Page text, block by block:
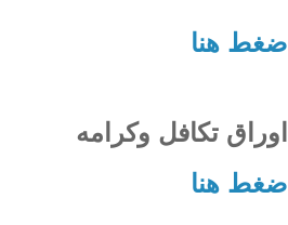
اضغط هنا
اضغط هنا